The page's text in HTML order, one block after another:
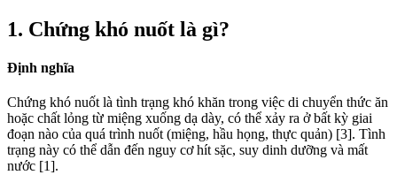
1. Chứng khó nuốt là gì?
Định nghĩa
Chứng khó nuốt là tình trạng khó khăn trong việc di chuyển thức ăn
hoặc chất lỏng từ miệng xuống dạ dày, có thể xảy ra ở bất kỳ giai
đoạn nào của quá trình nuốt (miệng, hầu họng, thực quản) [3]. Tình
trạng này có thể dẫn đến nguy cơ hít sặc, suy dinh dưỡng và mất
nước [1].